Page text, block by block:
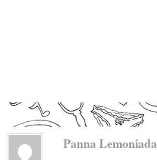
Panna Lemoniada